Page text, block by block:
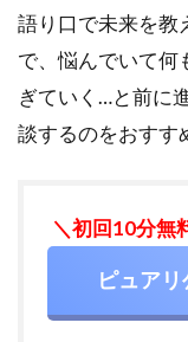
語り口で未来を教
で、悩んでいて何
ぎていく…と前に
談するのをおすす
＼初回10分無
ピュア